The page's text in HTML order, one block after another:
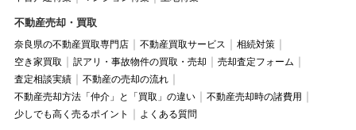
不動産売却・買取
奈良県の不動産買取専門店 不動産買取サービス
相続対策
空き家買取
訳アリ・事故物件の買取・売却
売却査定フォーム
査定相談実績
不動産の売却の流れ
不動産売却方法「仲介」と「買取」の違い
不動産売却時の諸費用
少しでも高く売るポイント
よくある質問